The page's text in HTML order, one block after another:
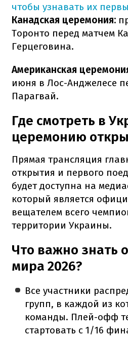
чтобы узнавать их
Канадская церемония:
Торонто перед матчем
Герцеговина.
Американская
июня в Лос-Анджелесе
Парагвай.
Где смотреть в
церемонию
Прямая трансляция
открытия и первого
будет доступна на
который является
вещателем всего
территории Украины.
Что важно знать
мира 2026?
Все участники
групп, в каждой из
команды. Плей-офф
стартовать с 1/16